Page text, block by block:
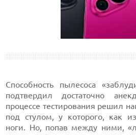
Способность пылесоса
подтвердил достаточно
процессе тестирования решил
под стулом, у которого, как
ноги. Но, попав между ними,